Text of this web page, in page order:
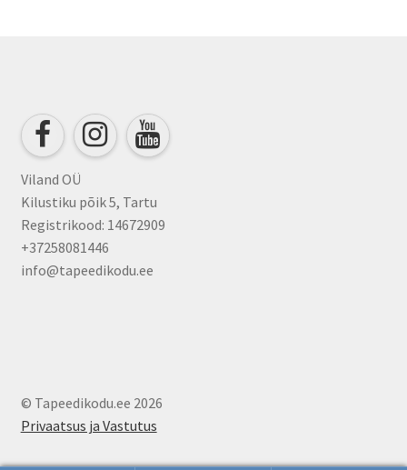
Viland OÜ
Kilustiku põik 5, Tartu
Registrikood: 14672909
+37258081446
info@tapeedikodu.ee
© Tapeedikodu.ee 2026
Privaatsus ja Vastutus